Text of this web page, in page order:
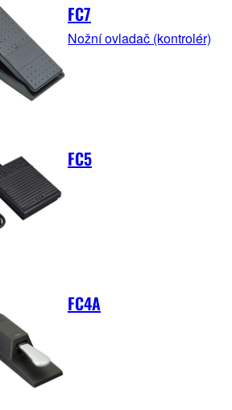
FC7
Nožní ovladač (kontrolér)
FC5
FC4A